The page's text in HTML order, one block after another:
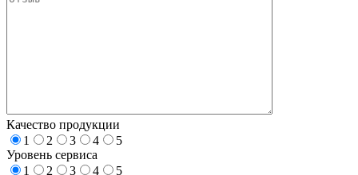
Качество продукции
1
2 3 4
5
Уровень сервиса
1
2 3 4
5